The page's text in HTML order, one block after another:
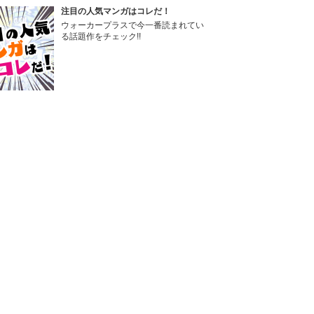
注目の人気マンガはコレだ！
ウォーカープラスで今一番読まれてい
る話題作をチェック!!